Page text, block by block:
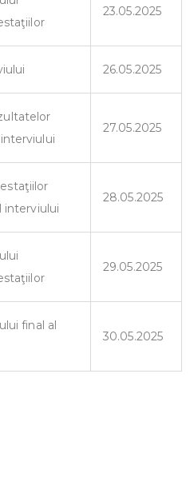
23.05.2025
26.05.2025
27.05.2025
interviului
28.05.2025
29.05.2025
final al
30.05.2025